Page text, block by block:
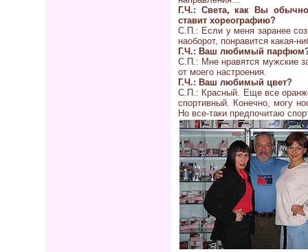
Г.Ч.: Света, как Вы
ставит хореографию?
С.П.: Если у меня заранее
наоборот, понравится
Г.Ч.: Ваш любимый парфюм?
С.П.: Мне нравятся мужские
от моего настроения.
Г.Ч.: Ваш любимый цвет?
С.П.: Красный. Еще все
спортивный. Конечно, могу
Но все-таки предпочитаю